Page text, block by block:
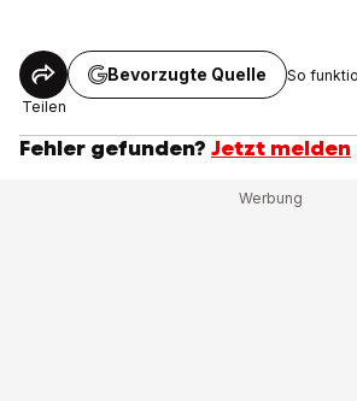
Teilen
Bevorzugte Quelle So
Fehler gefunden? Jetzt melden